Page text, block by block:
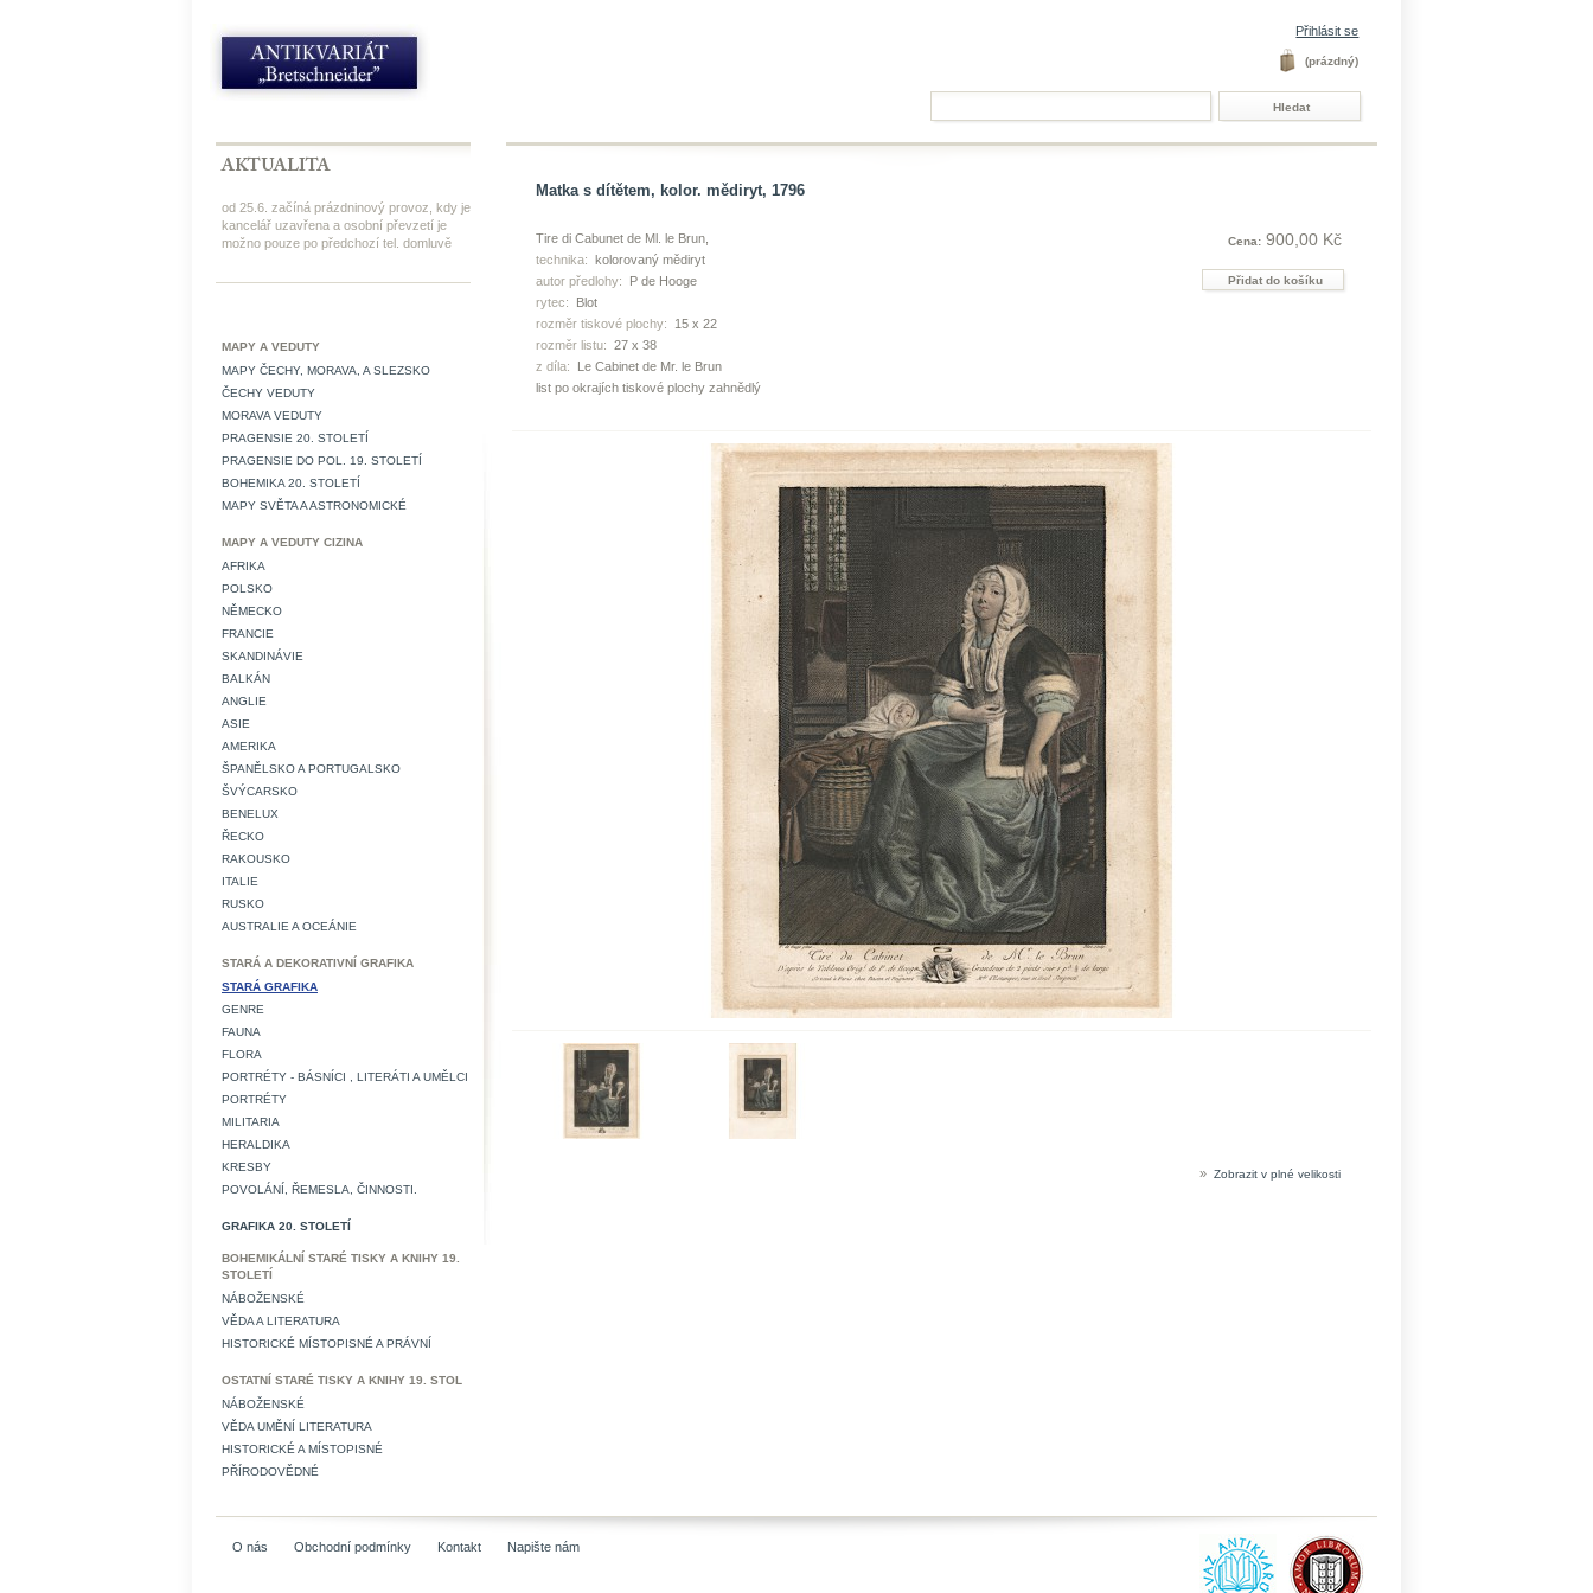
Přihlásit se
(prázdný)
od 25.6. začíná prázdninový provoz, kdy je
kancelář uzavřena a osobní převzetí je
možno pouze po předchozí tel. domluvě
MAPY A VEDUTY
MAPY ČECHY, MORAVA, A SLEZSKO
ČECHY VEDUTY
MORAVA VEDUTY
PRAGENSIE 20. STOLETÍ
PRAGENSIE DO POL. 19. STOLETÍ
BOHEMIKA 20. STOLETÍ
MAPY SVĚTA A ASTRONOMICKÉ
MAPY A VEDUTY CIZINA
AFRIKA
POLSKO
NĚMECKO
FRANCIE
SKANDINÁVIE
BALKÁN
ANGLIE
ASIE
AMERIKA
ŠPANĚLSKO A PORTUGALSKO
ŠVÝCARSKO
BENELUX
ŘECKO
RAKOUSKO
ITALIE
RUSKO
AUSTRALIE A OCEÁNIE
STARÁ A DEKORATIVNÍ GRAFIKA
STARÁ GRAFIKA
GENRE
FAUNA
FLORA
PORTRÉTY - BÁSNÍCI , LITERÁTI A UMĚLCI
PORTRÉTY
MILITARIA
HERALDIKA
KRESBY
POVOLÁNÍ, ŘEMESLA, ČINNOSTI.
GRAFIKA 20. STOLETÍ
BOHEMIKÁLNÍ STARÉ TISKY A KNIHY 19.
STOLETÍ
NÁBOŽENSKÉ
VĚDA A LITERATURA
HISTORICKÉ MÍSTOPISNÉ A PRÁVNÍ
OSTATNÍ STARÉ TISKY A KNIHY 19. STOL
NÁBOŽENSKÉ
VĚDA UMĚNÍ LITERATURA
HISTORICKÉ A MÍSTOPISNÉ
PŘÍRODOVĚDNÉ
Matka s dítětem, kolor. mědiryt, 1796
Tire di Cabunet de Ml. le Brun,
technika: kolorovaný mědiryt
autor předlohy:
P de Hooge
rytec:
Blot
rozměr tiskové plochy:
15 x 22
rozměr listu: 27 x 38
z díla:
Le Cabinet de Mr. le Brun
list po okrajích tiskové plochy zahnědlý
Cena: 900,00 Kč
» Zobrazit v plné velikosti
O nás Obchodní podmínky Kontakt Napište nám